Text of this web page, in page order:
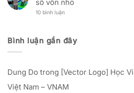
Quả
Tư
trải
nghiệm
dịch
Việt
Nam:
phụ
nữ
25/09
đến
20/10/2025
(12/12
lễ
vật
Tổ
số vốn nhỏ
10 bình luậnở
in
hiệu
với
số
Bình luận gần đây
Dung Do trong [Vector Logo] Học
Việt Nam – VNAM